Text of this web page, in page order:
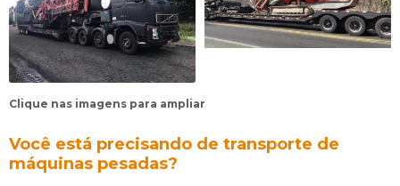
Clique nas imagens para ampliar
Você está precisando de transporte de
máquinas pesadas?